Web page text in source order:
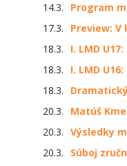
14.3.
Program
17.3.
Preview:
18.3.
I. LMD
18.3.
I. LMD
18.3.
20.3.
Matúš
20.3. Výsledky
20.3.
Súboj